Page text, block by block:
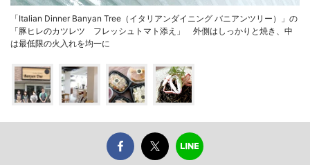
「Italian Dinner Banyan Tree（イタリアンダイニング バニアンツリー）」の
「豚ヒレのカツレツ フレッシュトマト添え」 外側はしっかりと焼き、中
は最低限の火入れを均一に